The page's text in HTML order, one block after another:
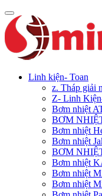
Linh kiện- Toan
z. Tháp giải
Z- Linh
Bơm nhiệt
BƠM
Bơm nhiệt
Bơm nhiệt
BƠM
Bơm nhiệt
Bơm nhiệt
Bơm nhiệt